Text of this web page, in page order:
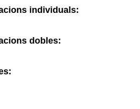
individuals:
dobles: